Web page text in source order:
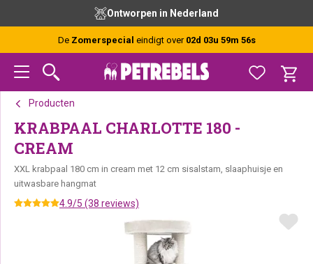
hoofdnavigatie
hoofd
inhoud
voettekst
Ontworpen in Nederland
De Zomerspecial eindigt over 02d 03u 59m 56s
Producten
KRABPAAL CHARLOTTE 180 -
CREAM
XXL krabpaal 180 cm in cream met 12 cm sisalstam, slaaphuisje en
uitwasbare hangmat
4.9/5 (38 reviews)